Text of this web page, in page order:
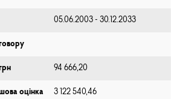
05.06.2003 - 30.12.2033
94 666,20
оцінка
3 122 540,46